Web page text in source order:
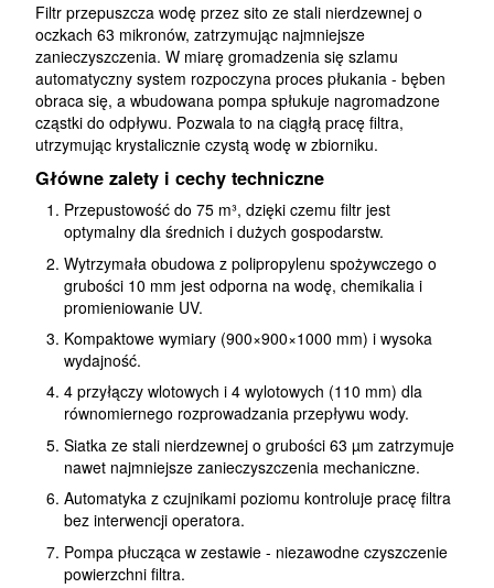
Filtr przepuszcza wodę przez sito ze stali nierdzewnej o
oczkach 63 mikronów, zatrzymując najmniejsze
zanieczyszczenia. W miarę gromadzenia się szlamu
automatyczny system rozpoczyna proces płukania - bęben
obraca się, a wbudowana pompa spłukuje nagromadzone
cząstki do odpływu. Pozwala to na ciągłą pracę filtra,
utrzymując krystalicznie czystą wodę w zbiorniku.
Główne zalety i cechy techniczne
Przepustowość do 75 m³, dzięki czemu filtr jest
optymalny dla średnich i dużych gospodarstw.
Wytrzymała obudowa z polipropylenu spożywczego o
grubości 10 mm jest odporna na wodę, chemikalia i
promieniowanie UV.
Kompaktowe wymiary (900×900×1000 mm) i wysoka
wydajność.
4 przyłączy wlotowych i 4 wylotowych (110 mm) dla
równomiernego rozprowadzania przepływu wody.
Siatka ze stali nierdzewnej o grubości 63 µm zatrzymuje
nawet najmniejsze zanieczyszczenia mechaniczne.
Automatyka z czujnikami poziomu kontroluje pracę filtra
bez interwencji operatora.
Pompa płucząca w zestawie - niezawodne czyszczenie
powierzchni filtra.